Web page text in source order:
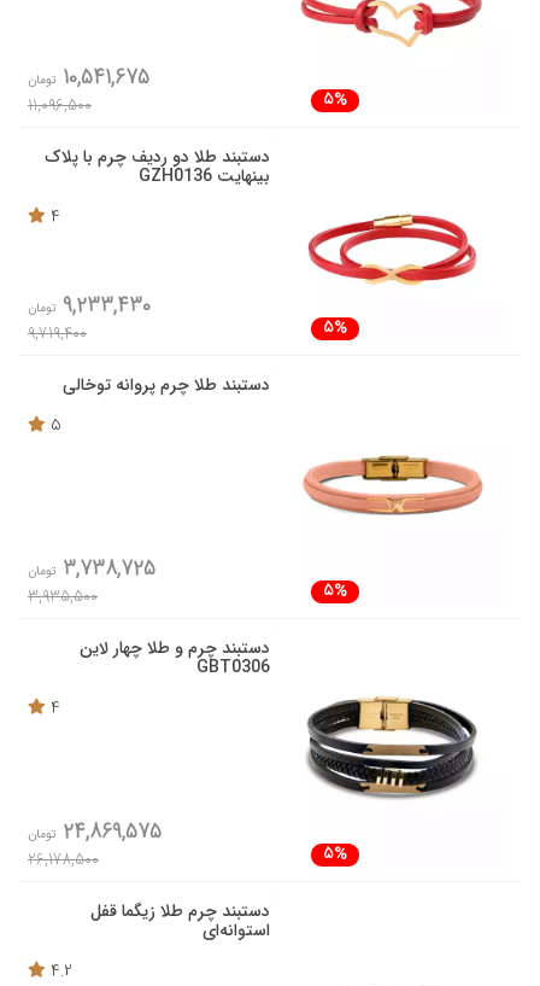
5%
10,541,675 تومان
11,096,500
دستبند طلا دو ردیف چرم با پلاک
بینهایت GZH0136
4
5%
9,233,430 تومان
9,719,400
دستبند طلا چرم پروانه توخالی
5
5%
3,738,725 تومان
3,935,500
دستبند چرم و طلا چهار لاین
GBT0306
4
5%
24,869,575 تومان
26,178,500
دستبند چرم طلا زیگما قفل
استوانه‌ای
4.2